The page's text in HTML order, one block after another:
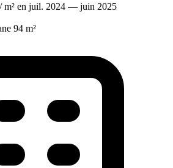
m² en juil. 2024 — juin 2025
94 m²